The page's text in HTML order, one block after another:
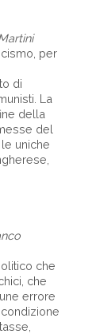
per
di
La
della
del
uniche
che
che
errore